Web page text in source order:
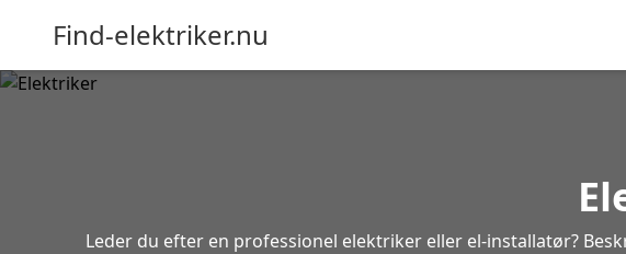
Find-elektriker.nu
Leder du efter en professionel elektriker eller el-installatør?